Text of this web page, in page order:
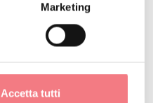
Marketing
Accetta tutti